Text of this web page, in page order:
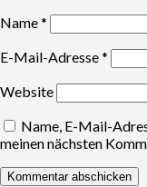
Name*
E-Mail-Adresse*
Website
Name, E-Mail-
meinen nächsten